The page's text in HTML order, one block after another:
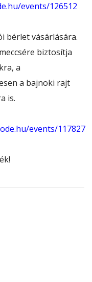
events/126512
bérlet vásárlására.
biztosítja
a
a bajnoki rajt
is.
events/117827